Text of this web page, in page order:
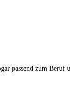
passend zum